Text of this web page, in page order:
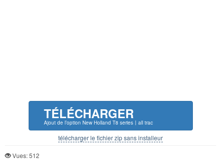
TÉLÉCHARGER
Ajout de l’option New Holland T8 series〡all trac
télécharger le fichier zip sans installeur
Vues: 512